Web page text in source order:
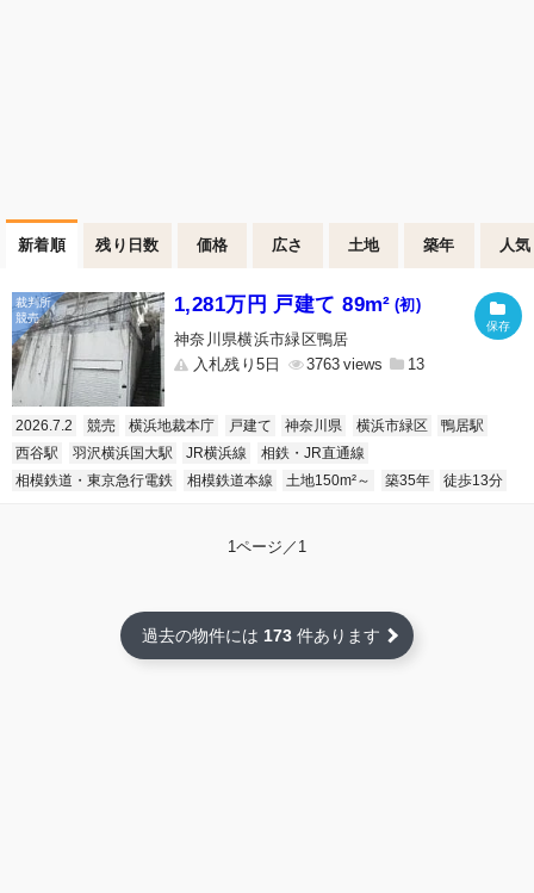
新着順 残り日数 価格 広さ 土地 築年 人気
1,281万円 戸建て 89m² (初)
神奈川県横浜市緑区鴨居
入札残り5日
3763 13
2026.7.2 競売 横浜地裁本庁 戸建て 神奈川県 横浜市緑区
鴨居駅
西谷駅
羽沢横浜国大駅 JR横浜線
相鉄・JR直通線
相模鉄道・東京急行電鉄
相模鉄道本線 土地150m²～ 築35年 徒歩13分
1ページ／1
過去の物件には 173 件あります